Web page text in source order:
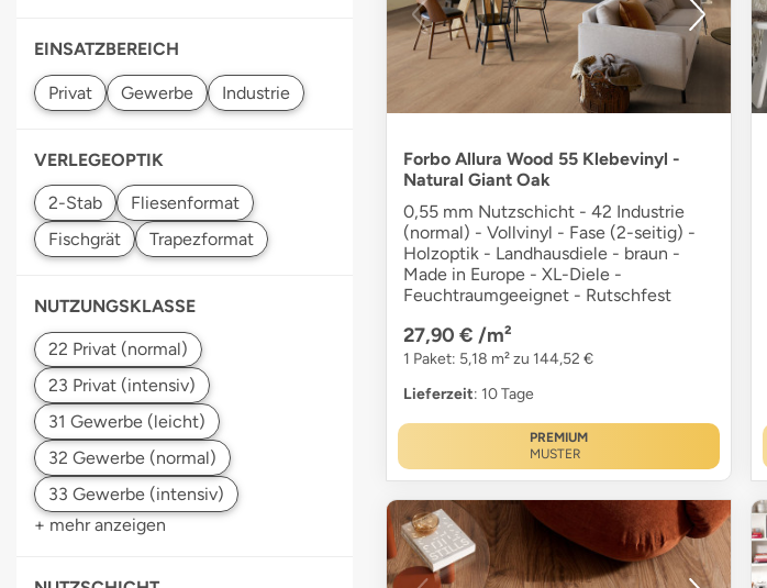
EINSATZBEREICH
VERLEGEOPTIK
NUTZUNGSKLASSE
+ mehr anzeigen
Forbo Allura Wood 55 Klebevinyl -
Natural Giant Oak
0,55 mm Nutzschicht - 42 Industrie
(normal) - Vollvinyl - Fase (2-seitig) -
Holzoptik - Landhausdiele - braun -
Made in Europe - XL-Diele -
Feuchtraumgeeignet - Rutschfest
27,90 € /m²
1 Paket: 5,18 m² zu 144,52 €
Lieferzeit: 10 Tage
PREMIUM
MUSTER